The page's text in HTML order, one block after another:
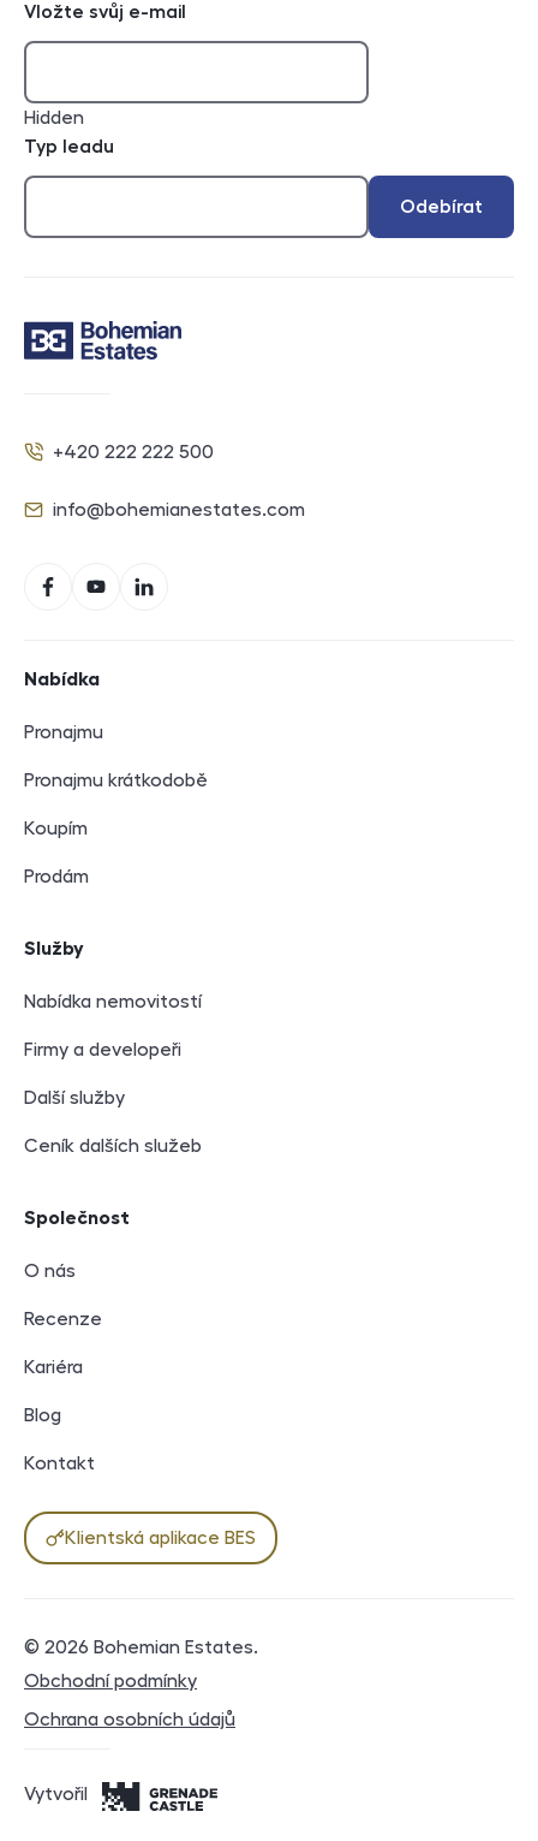
Vložte svůj e-mail
Hidden
Typ leadu
Odebírat
Telefon
+420 222 222 500
E-mail
info@bohemianestates.com
FacebookYouTubeLinkedIn
Nabídka
Pronajmu
Pronajmu krátkodobě
Koupím
Prodám
Služby
Nabídka nemovitostí
Firmy a developeři
Další služby
Ceník dalších služeb
Společnost
O nás
Recenze
Kariéra
Blog
Kontakt
Klientská aplikace BES
© 2026 Bohemian Estates.
Právní dokumenty
Obchodní podmínky
Ochrana osobních údajů
Vytvořil